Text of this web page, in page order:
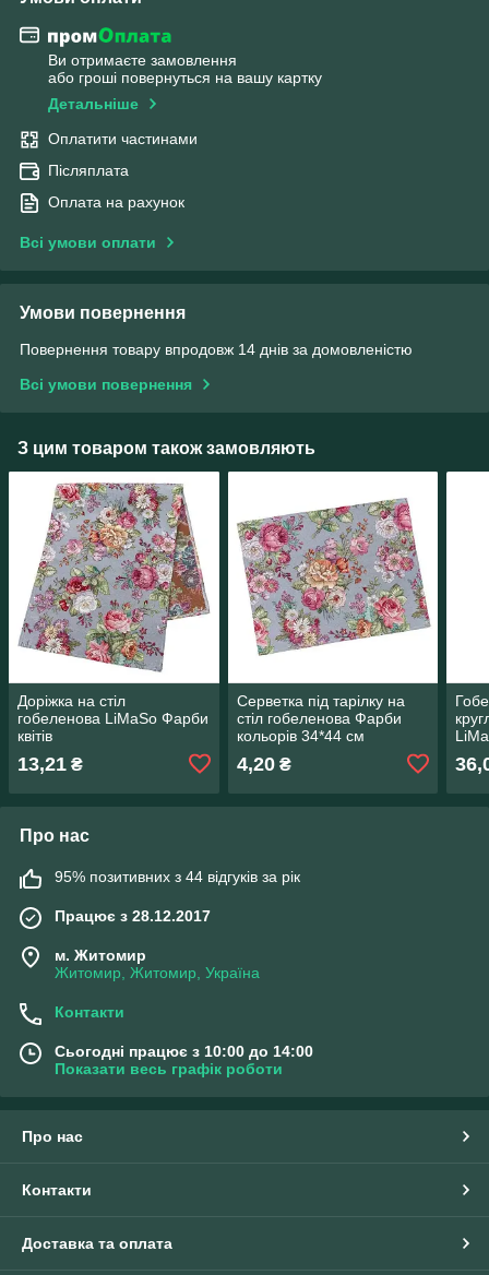
Ви отримаєте замовлення
або гроші повернуться на вашу картку
Детальніше
Оплатити частинами
Післяплата
Оплата на рахунок
Всі умови оплати
Умови повернення
Повернення товару впродовж 14 днів за домовленістю
Всі умови повернення
З цим товаром також замовляють
Доріжка на стіл
гобеленова LiMaSo Фарби
квітів
13,21 ₴
Серветка під тарілку на
стіл гобеленова Фарби
кольорів 34*44 см
4,20₴
Про нас
95% позитивних з 44 відгуків за рік
Працює з 28.12.2017
м. Житомир
Житомир, Житомир, Україна
Контакти
Сьогодні працює з 10:00 до 14:00
Показати весь графік роботи
Про нас
Контакти
Доставка та оплата